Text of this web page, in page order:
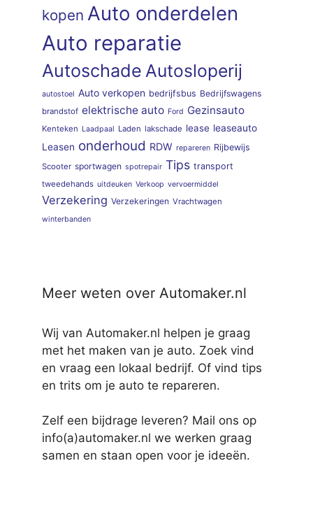
kopen Auto onderdelen
Auto reparatie
Autoschade Autosloperij
autostoel Auto verkopen bedrijfsbus Bedrijfswagens
brandstof elektrische auto Ford Gezinsauto
Kenteken Laadpaal Laden lakschade lease leaseauto
Leasen onderhoud RDW repareren Rijbewijs
Scooter sportwagen spotrepair Tips transport
tweedehands uitdeuken Verkoop vervoermiddel
Verzekering Verzekeringen Vrachtwagen
winterbanden
Meer weten over Automaker.nl
Wij van Automaker.nl helpen je graag
met het maken van je auto. Zoek vind
en vraag een lokaal bedrijf. Of vind tips
en trits om je auto te repareren.
Zelf een bijdrage leveren? Mail ons op
info(a)automaker.nl we werken graag
samen en staan open voor je ideeën.